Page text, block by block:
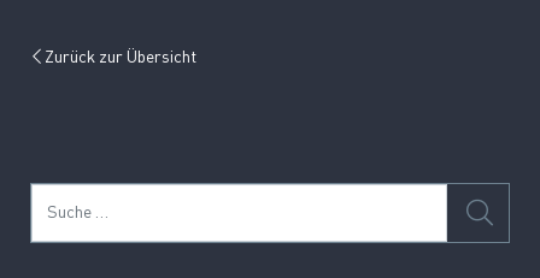
Zurück zur Übersicht